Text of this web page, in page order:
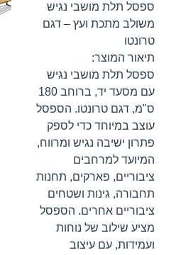
ספסל תלת מושבי נגיש
משולב מתכת ועץ – דגם
טרונטו
תיאור המוצר:
ספסל תלת מושבי נגיש
עם מסעד יד, ברוחב 180
ס"מ, דגם טרונטו. הספסל
עוצב במיוחד כדי לספק
פתרון ישיבה נגיש ומרווח,
המיועד למרחבים
ציבוריים, פארקים, תחנות
תחבורה, גינות ושטחים
ציבוריים אחרים. הספסל
מציע שילוב של נוחות
ועמידות, עם עיצוב